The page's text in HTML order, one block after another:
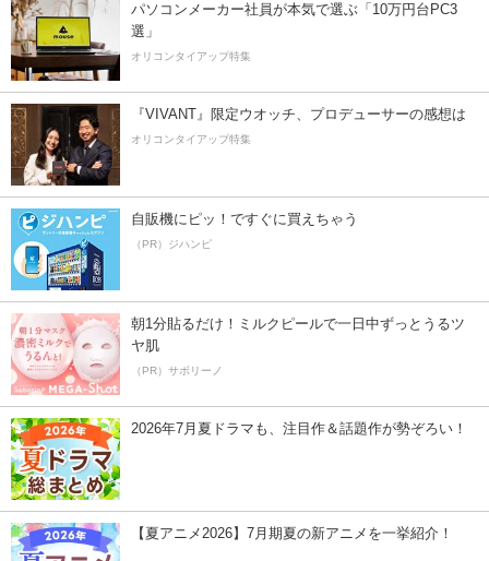
パソコンメーカー社員が本気で選ぶ「10万円台PC3
選」
オリコンタイアップ特集
『VIVANT』限定ウオッチ、プロデューサーの感想は
オリコンタイアップ特集
自販機にピッ！ですぐに買えちゃう
（PR）ジハンピ
朝1分貼るだけ！ミルクピールで一日中ずっとうるツ
ヤ肌
（PR）サボリーノ
2026年7月夏ドラマも、注目作＆話題作が勢ぞろい！
【夏アニメ2026】7月期夏の新アニメを一挙紹介！